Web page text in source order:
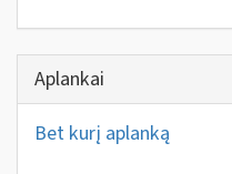
Aplankai
Bet kurį aplanką